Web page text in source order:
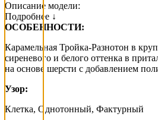
Описание модели:
Подробнее ↓
ОСОБЕННОСТИ:
Карамельная Тройка-Разнотон в
сиреневого и белого оттенка в
на основе шерсти с добавлением
Узор:
Клетка, Однотонный, Фактурный